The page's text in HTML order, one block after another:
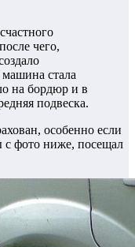
чего,
стала
на бордюр и в
подвеска.
особенно если
с фото ниже, посещал